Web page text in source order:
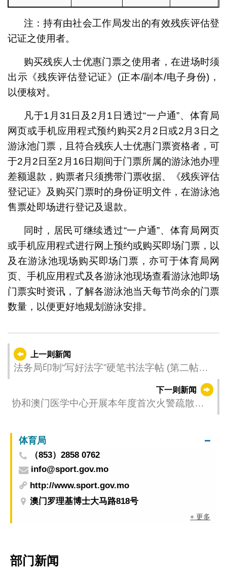
注：持有由社会工作局发出的有效残疾评估登
记证之使用者。
购买残疾人士优惠门票之使用者，在进场时须
出示《残疾评估登记证》(正本/副本/电子身份)，
以便核对。
凡于1月31日及2月1日透过“一户通”、体育局
网页或手机应用程式预约购买2月2日或2月3日之
游泳池门票，且符合残疾人士优惠门票资格者，可
于2月2日至2月16日期间于门票所属的游泳池办理
差额退款，购票者只须携带门票收据、《残疾评估
登记证》及购买门票时的身份证明文件，在游泳池
售票处即场进行登记及退款。
同时，居民可继续透过“一户通”、体育局网页
或手机应用程式进行网上预约或购买即场门票，以
及在游泳池现场购买即场门票，亦可于体育局网
页、手机应用程式及各游泳池现场查看游泳池即场
门票实时资讯，了解各游泳池当天每节尚余的门票
数量，以便更好地规划游泳安排。
上一则新闻
法务局印制“写好法字”硬笔书法字帖 (第二帖和
下一则新闻
协和澳门医学中心开展本年度首次火警疏散演
体育局
（853）2858 0762
info@sport.gov.mo
http://www.sport.gov.mo
澳门罗理基博士大马路818号
+ 更多
部门新闻